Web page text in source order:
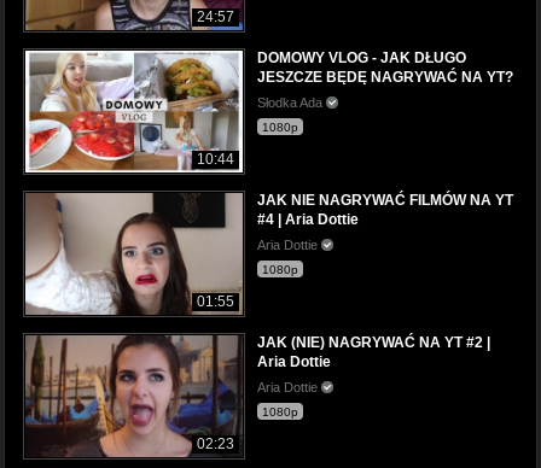
24:57
10:44
DOMOWY VLOG - JAK DŁUGO
JESZCZE BĘDĘ NAGRYWAĆ NA YT?
Słodka Ada
1080p
01:55
JAK NIE NAGRYWAĆ FILMÓW NA YT
#4 | Aria Dottie
Aria Dottie
1080p
02:23
JAK (NIE) NAGRYWAĆ NA YT #2 |
Aria Dottie
Aria Dottie
1080p